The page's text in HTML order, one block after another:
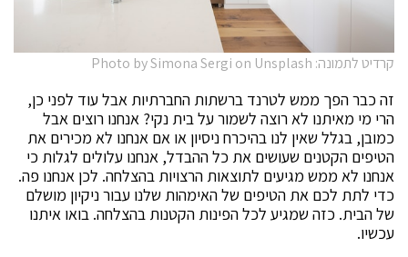
קרדיט לתמונה: Photo by Simona Sergi on Unsplash
זה כבר הפך ממש לטרנד ברשתות החברתיות אבל עוד לפני כן,
הרי מי מאיתנו לא רוצה לשמור על בית נקי? אנחנו רוצים אבל
כמובן, בגלל שאין לנו בהיכרח ניסיון או אם אנחנו לא מכירים את
הטיפים הקטנים שעושים את כל ההבדל, אנחנו עלולים לגלות כי
אנחנו לא ממש מגיעים לתוצאות הרצויות בהצלחה. לכן אנחנו פה.
כדי לתת לכם את הטיפים של האימהות שלנו עבור ניקיון מושלם
של הבית. כזה שמגיע לכל הפינות הקטנות בהצלחה. בואו איתנו
עכשיו.